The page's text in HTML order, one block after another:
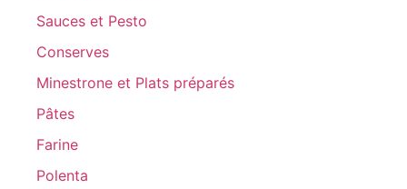
Sauces et Pesto
Conserves
Minestrone et Plats préparés
Pâtes
Farine
Polenta